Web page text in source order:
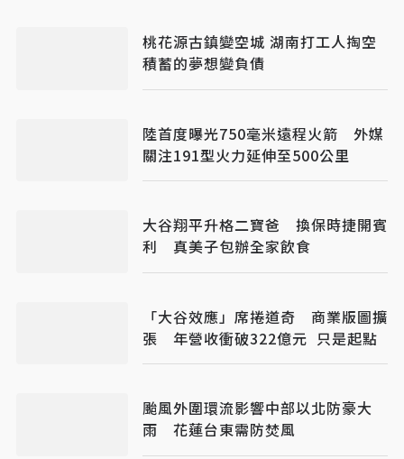
桃花源古鎮變空城 湖南打工人掏空
積蓄的夢想變負債
陸首度曝光750毫米遠程火箭 外媒
關注191型火力延伸至500公里
大谷翔平升格二寶爸 換保時捷開賓
利 真美子包辦全家飲食
「大谷效應」席捲道奇 商業版圖擴
張 年營收衝破322億元 只是起點
颱風外圍環流影響中部以北防豪大
雨 花蓮台東需防焚風